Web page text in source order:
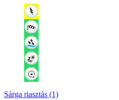
Sárga riasztás (1)